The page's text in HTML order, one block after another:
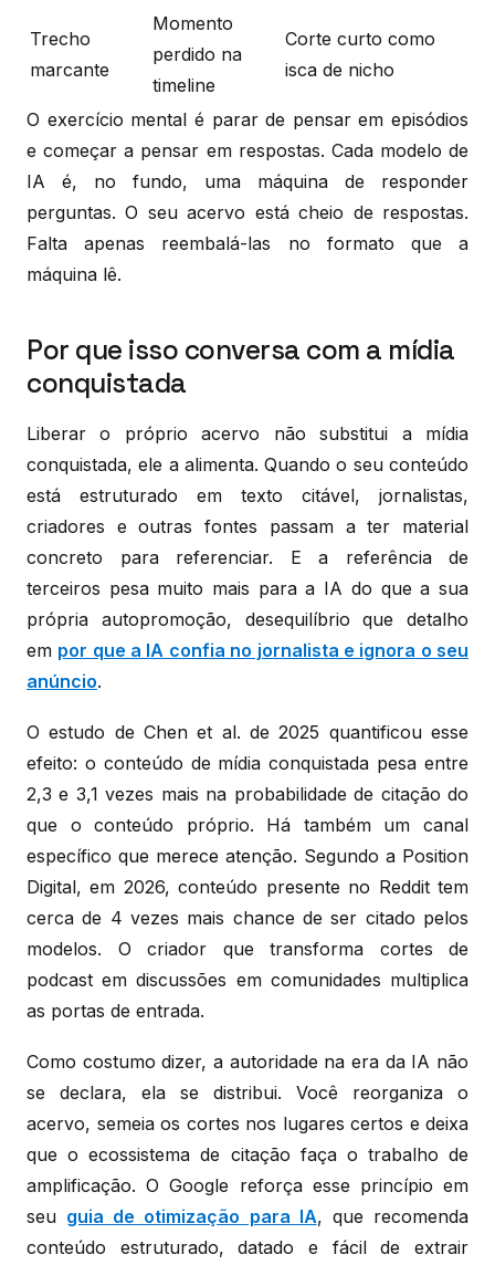
Trecho
marcante
Momento
perdido na
timeline
Corte curto como
isca de nicho
O exercício mental é parar de pensar em episódios
e começar a pensar em respostas. Cada modelo de
IA é, no fundo, uma máquina de responder
perguntas. O seu acervo está cheio de respostas.
Falta apenas reembalá-las no formato que a
máquina lê.
Por que isso conversa com a mídia
conquistada
Liberar o próprio acervo não substitui a mídia
conquistada, ele a alimenta. Quando o seu conteúdo
está estruturado em texto citável, jornalistas,
criadores e outras fontes passam a ter material
concreto para referenciar. E a referência de
terceiros pesa muito mais para a IA do que a sua
própria autopromoção, desequilíbrio que detalho
em por que a IA confia no jornalista e ignora o seu
anúncio.
O estudo de Chen et al. de 2025 quantificou esse
efeito: o conteúdo de mídia conquistada pesa entre
2,3 e 3,1 vezes mais na probabilidade de citação do
que o conteúdo próprio. Há também um canal
específico que merece atenção. Segundo a Position
Digital, em 2026, conteúdo presente no Reddit tem
cerca de 4 vezes mais chance de ser citado pelos
modelos. O criador que transforma cortes de
podcast em discussões em comunidades multiplica
as portas de entrada.
Como costumo dizer, a autoridade na era da IA não
se declara, ela se distribui. Você reorganiza o
acervo, semeia os cortes nos lugares certos e deixa
que o ecossistema de citação faça o trabalho de
amplificação. O Google reforça esse princípio em
seu guia de otimização para IA, que recomenda
conteúdo estruturado, datado e fácil de extrair